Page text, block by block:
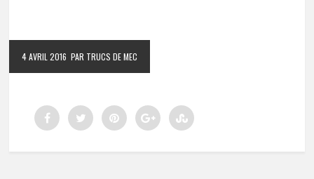
4 AVRIL 2016 PAR TRUCS DE MEC